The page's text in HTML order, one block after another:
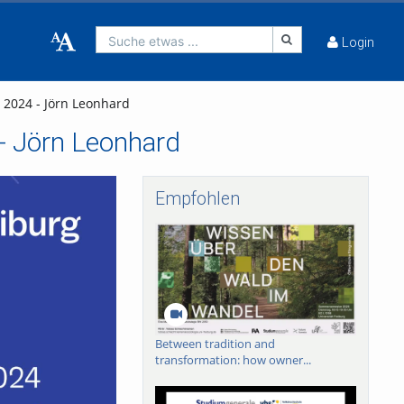
Suche etwas ... Login
- Jörn Leonhard
Jörn Leonhard
Empfohlen
Between tradition and
transformation: how owner...